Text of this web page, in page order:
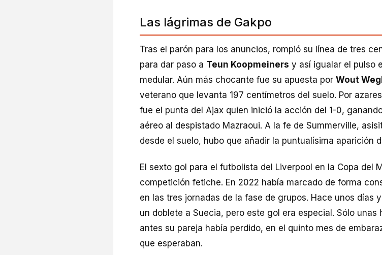
Las lágrimas de Gakpo
Tras el parón para los anuncios, rompió su línea de tres
para dar paso a Teun Koopmeiners y así igualar el pulso
medular. Aún más chocante fue su apuesta por Wout
veterano que levanta 197 centímetros del suelo. Por
fue el punta del Ajax quien inició la acción del 1-0,
aéreo al despistado Mazraoui. A la fe de Summerville,
desde el suelo, hubo que añadir la puntualísima aparición
El sexto gol para el futbolista del Liverpool en la Copa del
competición fetiche. En 2022 había marcado de forma
en las tres jornadas de la fase de grupos. Hace unos días
un doblete a Suecia, pero este gol era especial. Sólo unas
antes su pareja había perdido, en el quinto mes de
que esperaban.